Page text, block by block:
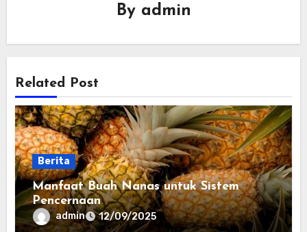
By admin
Related Post
Berita
Manfaat Buah Nanas untuk Sistem
Pencernaan
admin 12/09/2025